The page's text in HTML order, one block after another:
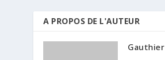
A PROPOS DE L'AUTEUR
Gauthier